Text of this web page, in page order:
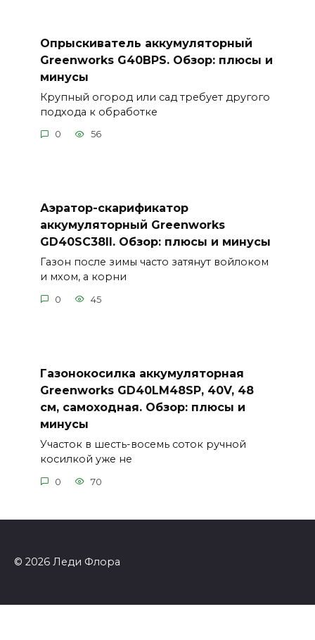
Опрыскиватель аккумуляторный
Greenworks G40BPS. Обзор: плюсы и
минусы
Крупный огород или сад требует другого
подхода к обработке
0 56
Аэратор-скарификатор
аккумуляторный Greenworks
GD40SC38II. Обзор: плюсы и минусы
Газон после зимы часто затянут войлоком
и мхом, а корни
0 45
Газонокосилка аккумуляторная
Greenworks GD40LM48SP, 40V, 48
см, самоходная. Обзор: плюсы и
минусы
Участок в шесть-восемь соток ручной
косилкой уже не
0 70
© 2026 Леди Флора